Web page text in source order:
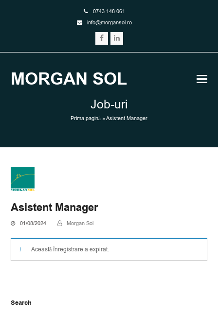
0743 148 061
or.losnagrom@ofni
FacebookLinkedIn
MORGAN SOL
Job-uri
Prima pagină »Asistent Manager
Asistent Manager
01/08/2024 Morgan Sol
Această înregistrare a expirat.
Search